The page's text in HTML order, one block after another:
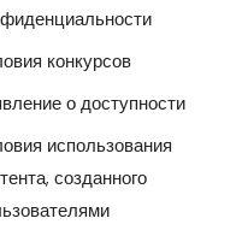
конкурсов
о доступности
использования
созданного